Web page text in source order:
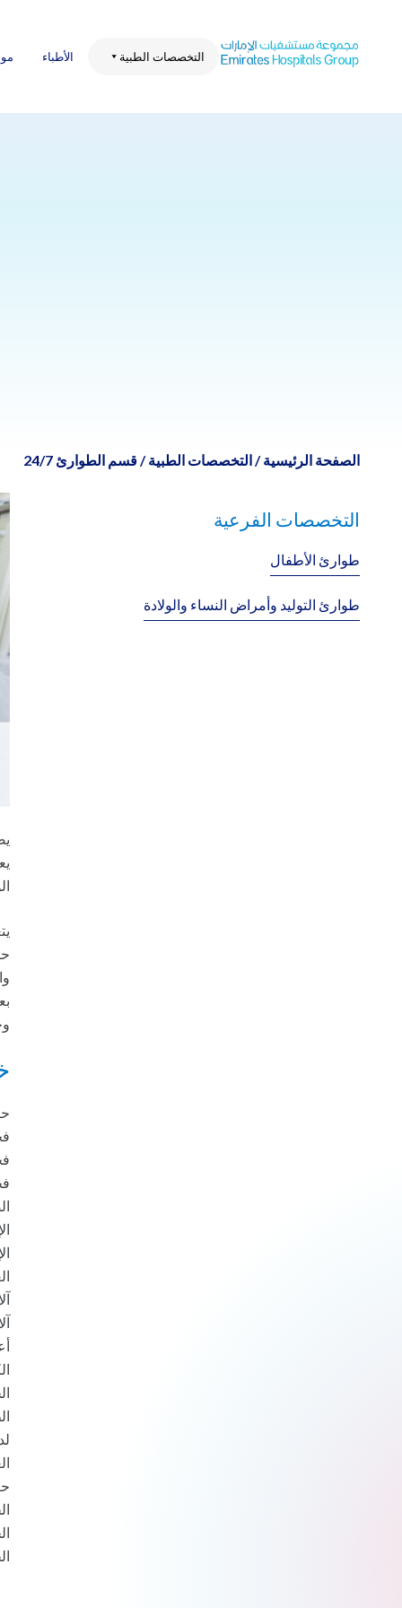
content
التخصصات الطبية الأطباء
الصفحة الرئيسية /التخصصات الطبية /قسم الطوارئ 24/7
التخصصات الفرعية
طوارئ الأطفال
طوارئ التوليد وأمراض النساء والولادة